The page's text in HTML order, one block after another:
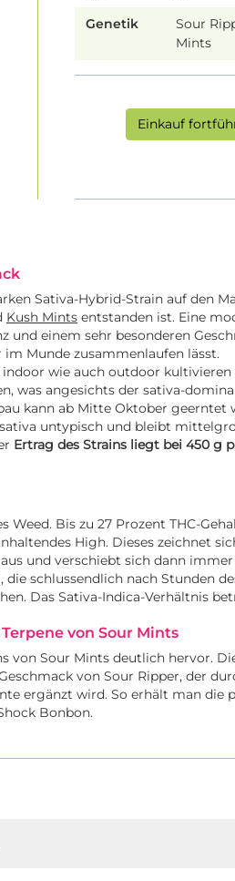
Genetik
Sour
Mints
Einkauf
Sativa-Hybrid-Strain auf den
Kush Mints entstanden ist. Eine
und einem sehr besonderen
Munde zusammenlaufen lässt.
wie auch outdoor kultivieren
was angesichts der sativa-
kann ab Mitte Oktober geerntet
untypisch und bleibt
Ertrag des Strains liegt bei 450 g
Bis zu 27 Prozent THC-
High. Dieses zeichnet
und verschiebt sich dann
schlussendlich nach Stunden
Das Sativa-Indica-Verhältnis
von Sour Mints
von Sour Mints deutlich hervor.
von Sour Ripper, der
ergänzt wird. So erhält man die
Bonbon.